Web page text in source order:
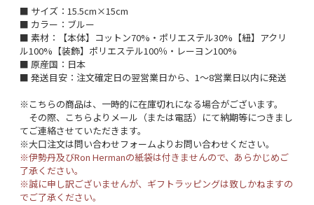
■ サイズ：15.5cm×15cm
■ カラー：ブルー
■ 素材：【本体】コットン70%・ポリエステル30%【紐】アクリ
ル100%【装飾】ポリエステル100％・レーヨン100%
■ 原産国：日本
■ 発送目安：注文確定日の翌営業日から、1～8営業日以内に発送
※こちらの商品は、一時的に在庫切れになる場合がございます。
その際、こちらよりメール（または電話）にて納期等につきまし
てご連絡させていただきます。
※大口注文は問い合わせフォームよりお問い合わせください。
※伊勢丹及びRon Hermanの紙袋は付きませんので、あらかじめご
了承ください。
※誠に申し訳ございませんが、ギフトラッピングは致しかねますの
でご了承ください。